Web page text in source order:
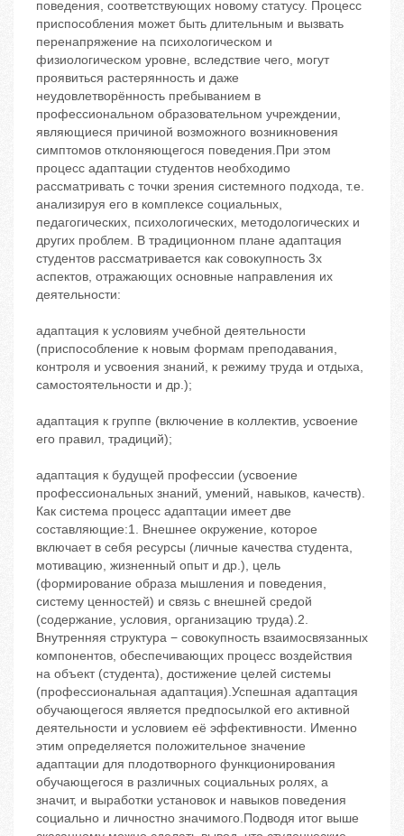
поведения, соответствующих новому статусу. Процесс
приспособления может быть длительным и вызвать
перенапряжение на психологическом и
физиологическом уровне, вследствие чего, могут
проявиться растерянность и даже
неудовлетворённость пребыванием в
профессиональном образовательном учреждении,
являющиеся причиной возможного возникновения
симптомов отклоняющегося поведения.При этом
процесс адаптации студентов необходимо
рассматривать с точки зрения системного подхода, т.е.
анализируя его в комплексе социальных,
педагогических, психологических, методологических и
других проблем. В традиционном плане адаптация
студентов рассматривается как совокупность 3х
аспектов, отражающих основные направления их
деятельности:
адаптация к условиям учебной деятельности
(приспособление к новым формам преподавания,
контроля и усвоения знаний, к режиму труда и отдыха,
самостоятельности и др.);
адаптация к группе (включение в коллектив, усвоение
его правил, традиций);
адаптация к будущей профессии (усвоение
профессиональных знаний, умений, навыков, качеств).
Как система процесс адаптации имеет две
составляющие:1. Внешнее окружение, которое
включает в себя ресурсы (личные качества студента,
мотивацию, жизненный опыт и др.), цель
(формирование образа мышления и поведения,
систему ценностей) и связь с внешней средой
(содержание, условия, организацию труда).2.
Внутренняя структура − совокупность взаимосвязанных
компонентов, обеспечивающих процесс воздействия
на объект (студента), достижение целей системы
(профессиональная адаптация).Успешная адаптация
обучающегося является предпосылкой его активной
деятельности и условием её эффективности. Именно
этим определяется положительное значение
адаптации для плодотворного функционирования
обучающегося в различных социальных ролях, а
значит, и выработки установок и навыков поведения
социально и личностно значимого.Подводя итог выше